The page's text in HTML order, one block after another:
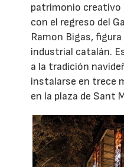
patrimonio creativo
con el regreso del
Ramon Bigas,
industrial catalán.
a la tradición
instalarse en trece
en la plaza de Sant